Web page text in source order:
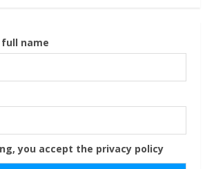
name
you accept the privacy policy